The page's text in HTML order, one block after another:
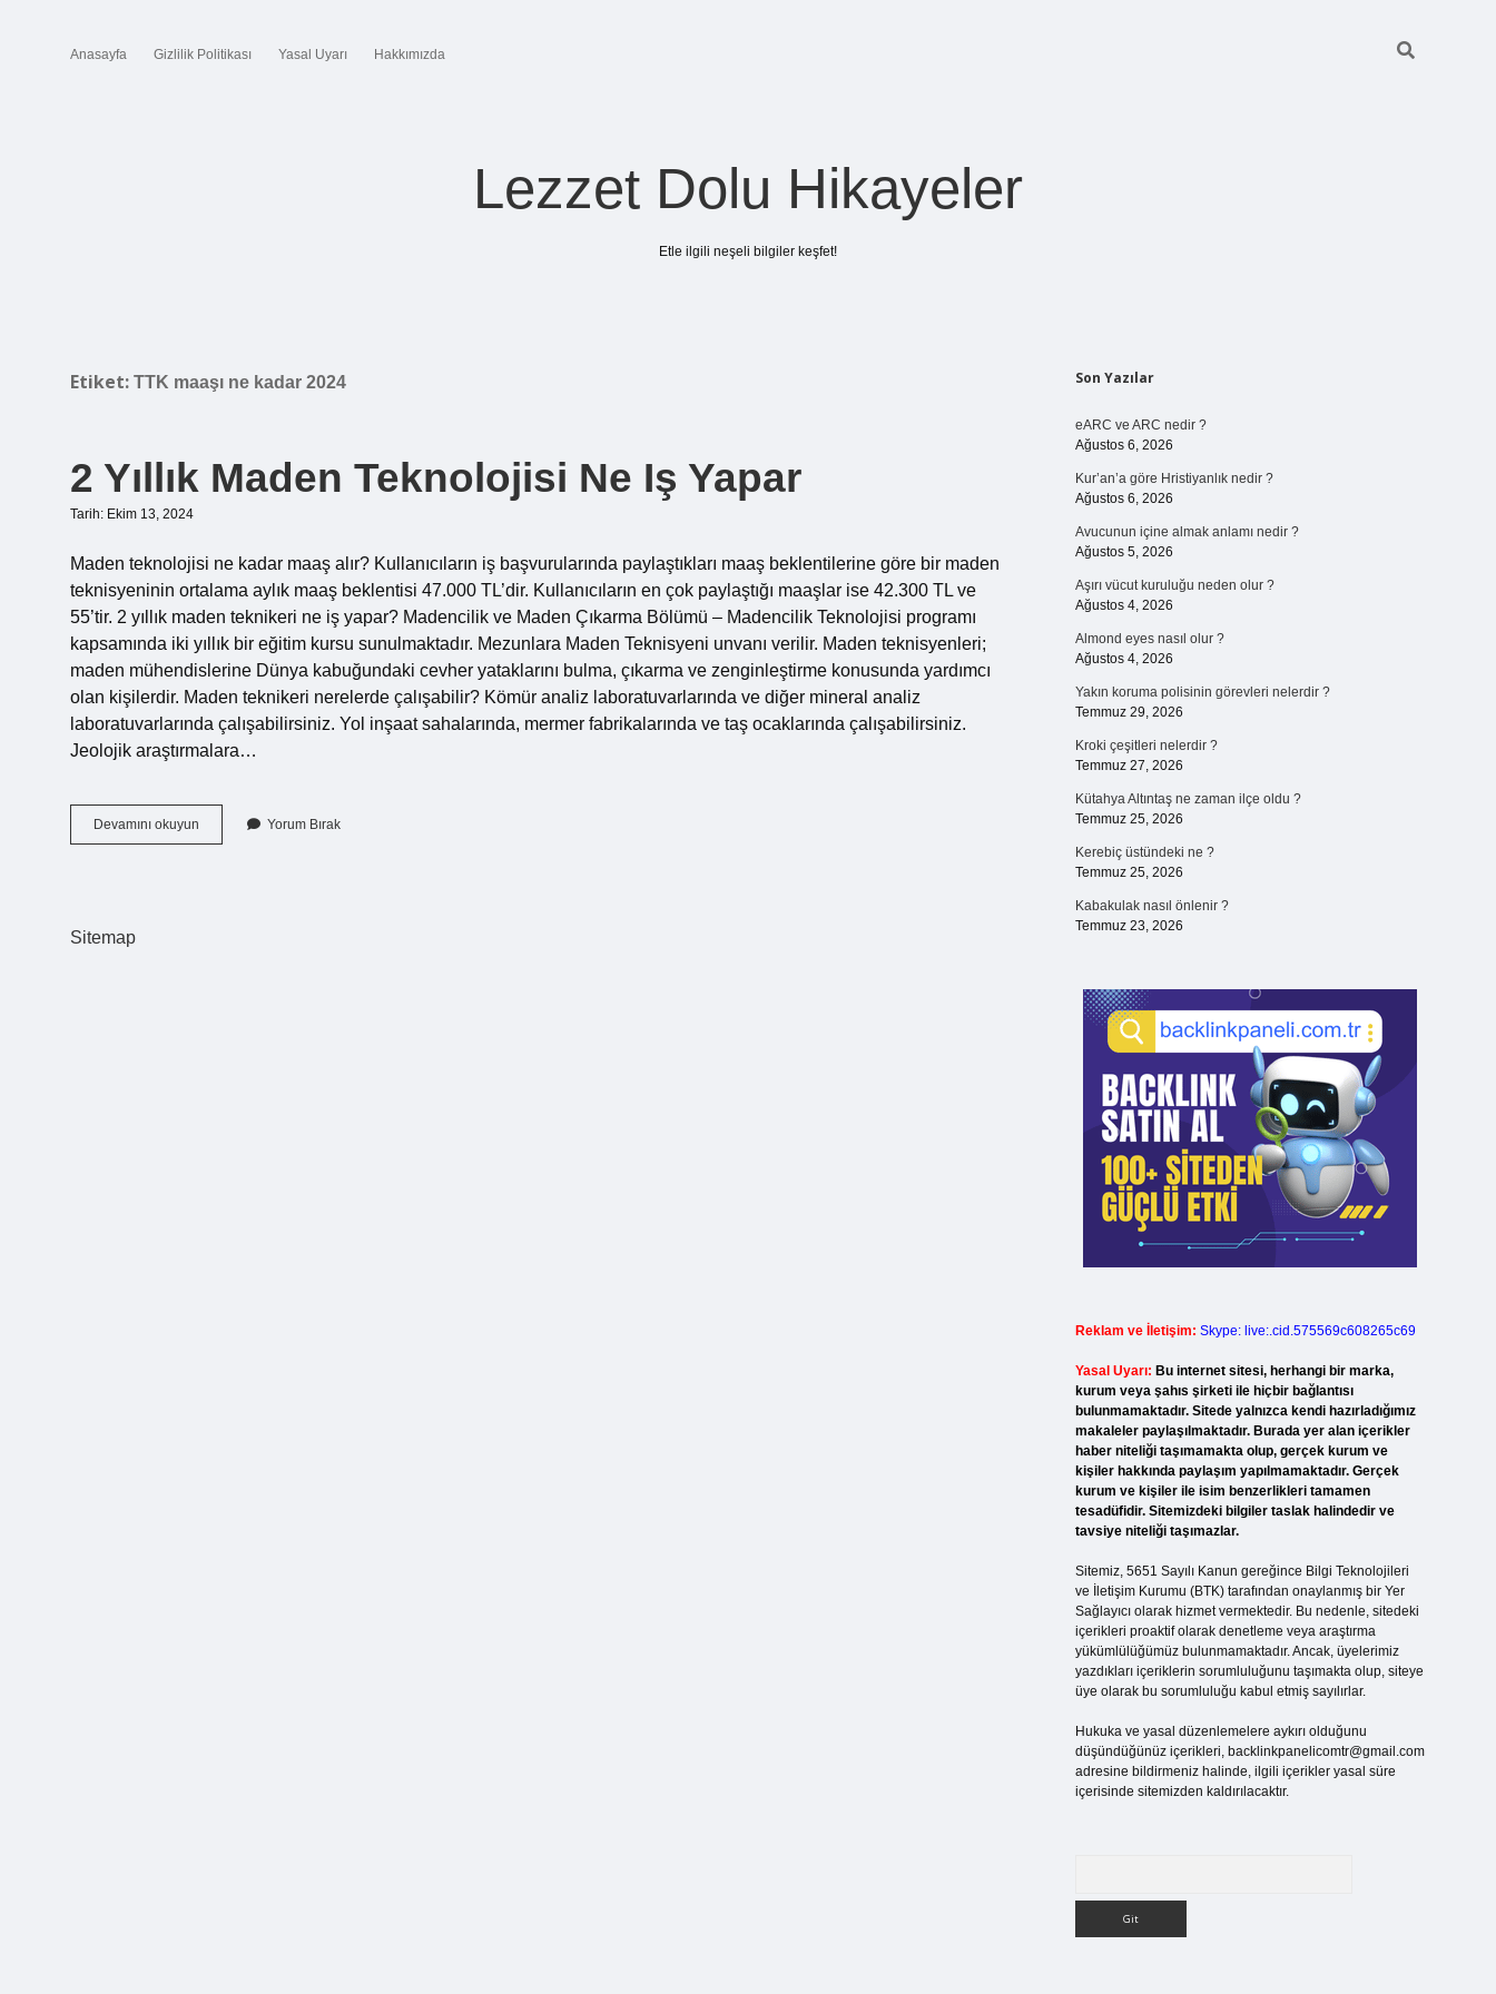
Anasayfa Gizlilik Politikası Yasal Uyarı Hakkımızda
Lezzet Dolu Hikayeler
Etle ilgili neşeli bilgiler keşfet!
Etiket: TTK maaşı ne kadar 2024
2 Yıllık Maden Teknolojisi Ne Iş Yapar
Tarih: Ekim 13, 2024
Maden teknolojisi ne kadar maaş alır? Kullanıcıların iş başvurularında paylaştıkları maaş beklentilerine göre bir maden
teknisyeninin ortalama aylık maaş beklentisi 47.000 TL’dir. Kullanıcıların en çok paylaştığı maaşlar ise 42.300 TL ve
55’tir. 2 yıllık maden teknikeri ne iş yapar? Madencilik ve Maden Çıkarma Bölümü – Madencilik Teknolojisi programı
kapsamında iki yıllık bir eğitim kursu sunulmaktadır. Mezunlara Maden Teknisyeni unvanı verilir. Maden teknisyenleri;
maden mühendislerine Dünya kabuğundaki cevher yataklarını bulma, çıkarma ve zenginleştirme konusunda yardımcı
olan kişilerdir. Maden teknikeri nerelerde çalışabilir? Kömür analiz laboratuvarlarında ve diğer mineral analiz
laboratuvarlarında çalışabilirsiniz. Yol inşaat sahalarında, mermer fabrikalarında ve taş ocaklarında çalışabilirsiniz.
Jeolojik araştırmalara…
Devamını okuyun
Yıllık
Yorum Bırak
Sitemap
Sidebar
Son Yazılar
eARC ve ARC nedir ?
Ağustos 6, 2026
Kur’an’a göre Hristiyanlık nedir ?
Ağustos 6, 2026
Avucunun içine almak anlamı nedir ?
Ağustos 5, 2026
Aşırı vücut kuruluğu neden olur ?
Ağustos 4, 2026
Almond eyes nasıl olur ?
Ağustos 4, 2026
Yakın koruma polisinin görevleri nelerdir ?
Temmuz 29, 2026
Kroki çeşitleri nelerdir ?
Temmuz 27, 2026
Kütahya Altıntaş ne zaman ilçe oldu ?
Temmuz 25, 2026
Kerebiç üstündeki ne ?
Temmuz 25, 2026
Kabakulak nasıl önlenir ?
Temmuz 23, 2026
Reklam ve İletişim: Skype: live:.cid.575569c608265c69
Yasal Uyarı: Bu internet sitesi, herhangi bir marka,
kurum veya şahıs şirketi ile hiçbir bağlantısı
bulunmamaktadır. Sitede yalnızca kendi hazırladığımız
makaleler paylaşılmaktadır. Burada yer alan içerikler
haber niteliği taşımamakta olup, gerçek kurum ve
kişiler hakkında paylaşım yapılmamaktadır. Gerçek
kurum ve kişiler ile isim benzerlikleri tamamen
tesadüfidir. Sitemizdeki bilgiler taslak halindedir ve
tavsiye niteliği taşımazlar.
Sitemiz, 5651 Sayılı Kanun gereğince Bilgi Teknolojileri
ve İletişim Kurumu (BTK) tarafından onaylanmış bir Yer
Sağlayıcı olarak hizmet vermektedir. Bu nedenle, sitedeki
içerikleri proaktif olarak denetleme veya araştırma
yükümlülüğümüz bulunmamaktadır. Ancak, üyelerimiz
yazdıkları içeriklerin sorumluluğunu taşımakta olup, siteye
üye olarak bu sorumluluğu kabul etmiş sayılırlar.
Hukuka ve yasal düzenlemelere aykırı olduğunu
düşündüğünüz içerikleri, backlinkpanelicomtr@gmail.com
adresine bildirmeniz halinde, ilgili içerikler yasal süre
içerisinde sitemizden kaldırılacaktır.